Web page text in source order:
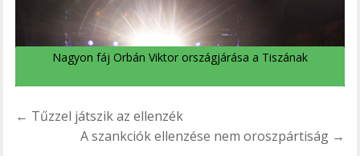
Nagyon fáj Orbán Viktor országjárása a Tiszának
Bejegyzés
navigáció
← Tűzzel játszik az ellenzék
A szankciók ellenzése nem oroszpártiság →